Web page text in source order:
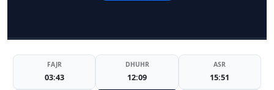
FAJR
03:43
DHUHR
12:09
ASR
15:51